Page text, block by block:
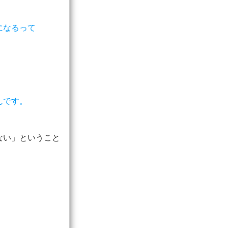
るって
す。
」ということ